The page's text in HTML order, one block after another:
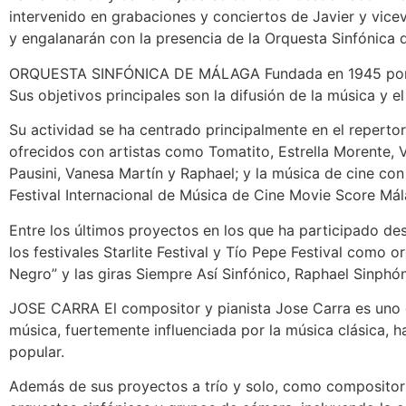
intervenido en grabaciones y conciertos de Javier y
y engalanarán con la presencia de la Orquesta
ORQUESTA SINFÓNICA DE MÁLAGA Fundada en
Sus objetivos principales son la difusión de la música y
Su actividad se ha centrado principalmente en el
ofrecidos con artistas como Tomatito, Estrella Morente,
Pausini, Vanesa Martín y Raphael; y la música de cine
Festival Internacional de Música de Cine Movie Score
Entre los últimos proyectos en los que ha participado
los festivales Starlite Festival y Tío Pepe Festival como
Negro” y las giras Siempre Así Sinfónico, Raphael
JOSE CARRA El compositor y pianista Jose Carra es
música, fuertemente influenciada por la música clásica,
popular.
Además de sus proyectos a trío y solo, como